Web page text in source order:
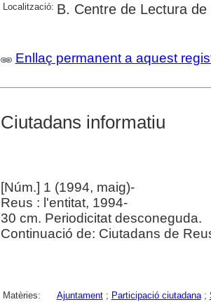
Localització: B. Centre de Lectura de
Enllaç permanent a aquest
Ciutadans informatiu
[Núm.] 1 (1994, maig)-
Reus : l'entitat, 1994-
30 cm. Periodicitat desconeguda.
Continuació de: Ciutadans de
Matèries: Ajuntament; Participació ciutadana;